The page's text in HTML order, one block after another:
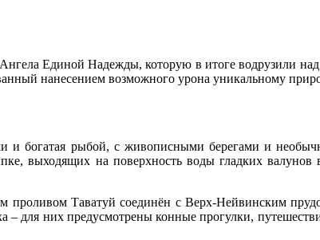
Единой Надежды, которую в итоге водрузили
нанесением возможного урона уникальному
и богатая рыбой, с живописными берегами и
выходящих на поверхность воды гладких валунов
Таватуй соединён с Верх-Нейвинским
для них предусмотрены конные прогулки,